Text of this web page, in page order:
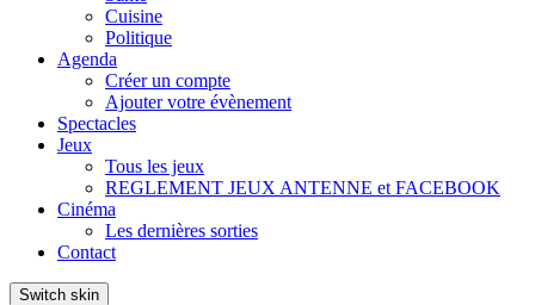
Cuisine
Politique
Agenda
Créer un compte
Ajouter votre évènement
Spectacles
Jeux
Tous les jeux
REGLEMENT JEUX ANTENNE et FACEBOOK
Cinéma
Les dernières sorties
Contact
Switch skin